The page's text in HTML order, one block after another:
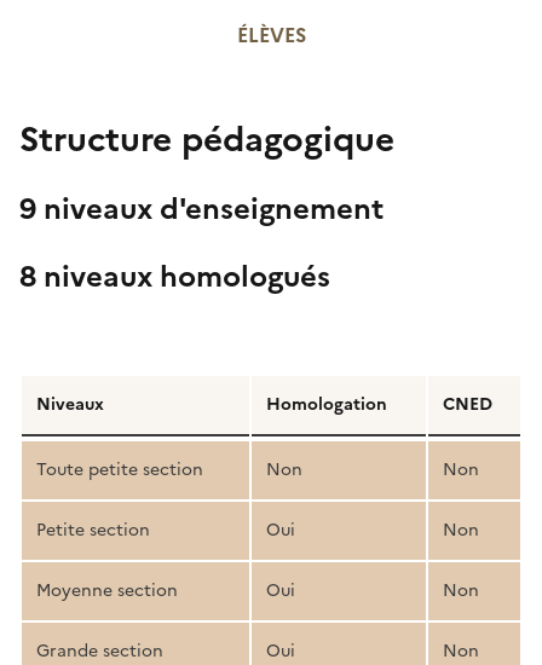
ÉLÈVES
Structure pédagogique
9 niveaux d'enseignement
8 niveaux homologués
de
la
structure
pédagogique
Niveaux Homologation CNED
Toute petite section Non Non
Petite section Oui Non
Moyenne section Oui Non
Grande section Oui Non